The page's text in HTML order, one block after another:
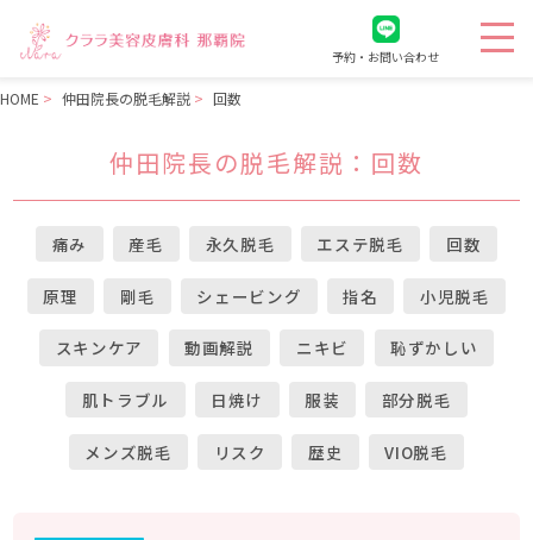
予約・お問い合わせ
HOME 仲田院長の脱毛解説 回数
仲田院長の脱毛解説 ：回数
痛み 産毛 永久脱毛 エステ脱毛 回数
原理 剛毛 シェービング 指名 小児脱毛
スキンケア 動画解説 ニキビ 恥ずかしい
肌トラブル 日焼け 服装 部分脱毛
メンズ脱毛 リスク 歴史 VIO脱毛